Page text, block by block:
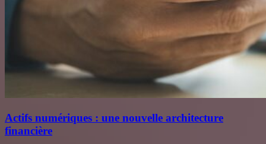
Actifs numériques : une nouvelle architecture
financière